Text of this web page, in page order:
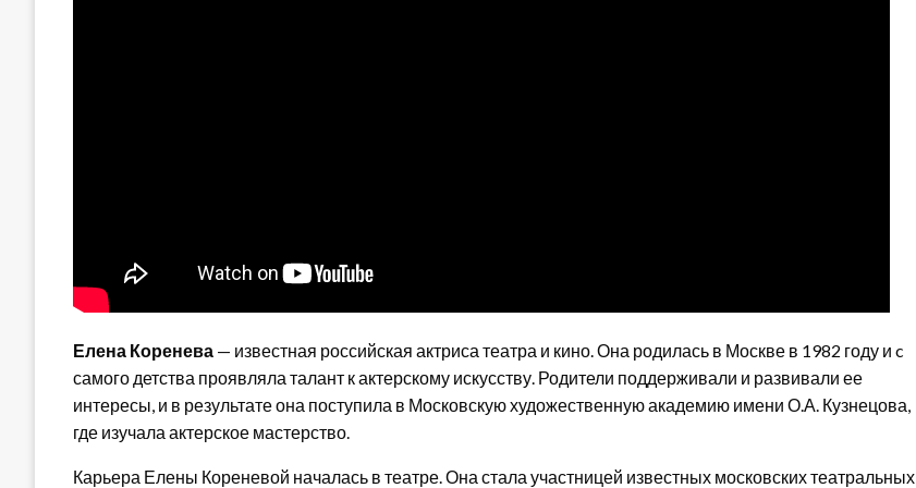
Елена Коренева — известная российская актриса театра и кино. Она родилась в Москве в 1982 году и c
самого детства проявляла талант к актерскому искусству. Родители поддерживали и развивали ее
интересы, и в результате она поступила в Московскую художественную академию имени О.А. Кузнецова,
где изучала актерское мастерство.
Карьера Елены Кореневой началась в театре. Она стала участницей известных московских театральных